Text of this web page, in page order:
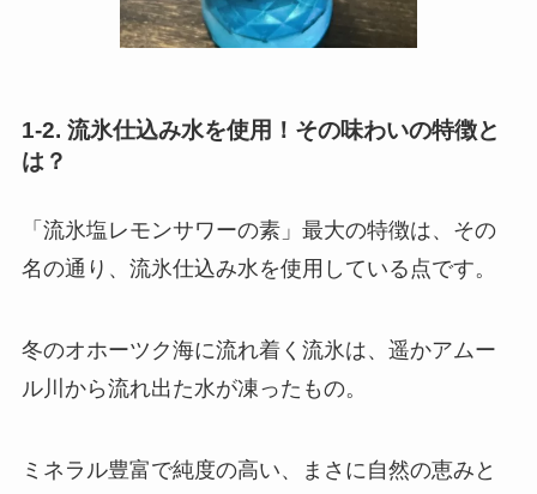
1-2. 流氷仕込み水を使用！その味わいの特徴と
は？
「流氷塩レモンサワーの素」最大の特徴は、その
名の通り、流氷仕込み水を使用している点です。
冬のオホーツク海に流れ着く流氷は、遥かアムー
ル川から流れ出た水が凍ったもの。
ミネラル豊富で純度の高い、まさに自然の恵みと